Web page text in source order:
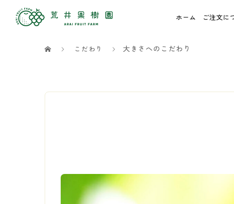
ホーム ご注文に
こだわり 大きさへのこだわり